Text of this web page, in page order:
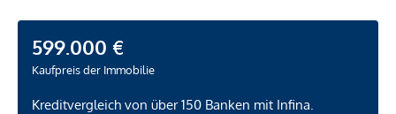
599.000 €
Kaufpreis der Immobilie
Kreditvergleich von über 150 Banken mit Infina.